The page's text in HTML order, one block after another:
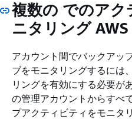
複数の でのア
ニタリング
アカウント間でバックアッ
ブをモニタリングするには
リングを有効にする必要が
の管理アカウントからすべ
プアクティビティをモニタ